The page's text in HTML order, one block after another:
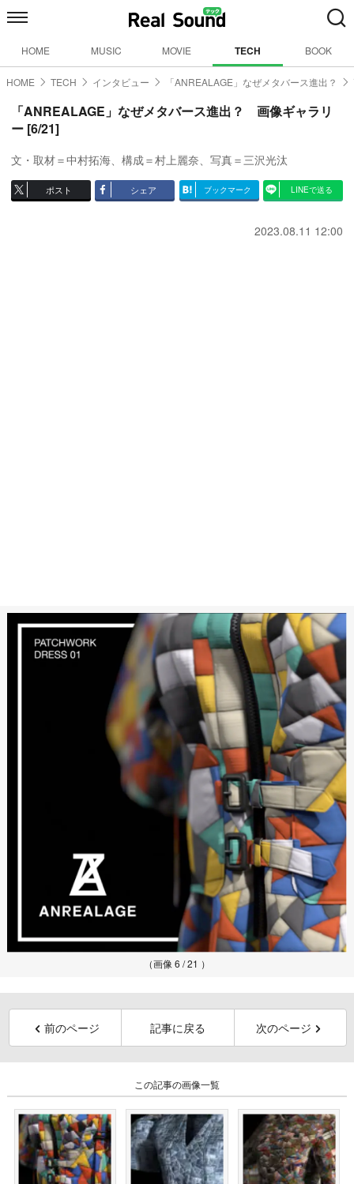
HOME MUSIC MOVIE TECH BOOK
HOME TECH インタビュー 「ANREALAGE」なぜメタバース進出？
「ANREALAGE」なぜメタバース進出？ 画像ギャラリ
ー [6/21]
文・取材＝中村拓海、構成＝村上麗奈、写真＝三沢光汰
ポスト シェア ブックマーク LINEで送る
2023.08.11 12:00
（画像 6 / 21 ）
前のページ 記事に戻る 次のページ
この記事の画像一覧